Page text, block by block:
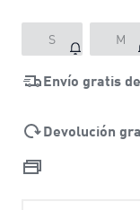
S M
Envío gratis
Devolución